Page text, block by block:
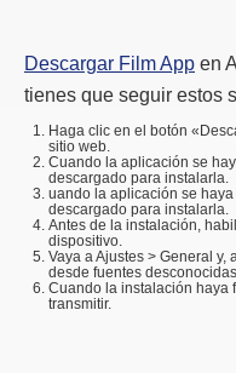
Descargar Film App en
tienes que seguir estos
Haga clic en el botón
sitio web.
Cuando la aplicación se
descargado para instalarla.
uando la aplicación se
descargado para instalarla.
Antes de la instalación,
dispositivo.
Vaya a Ajustes > General
desde fuentes
Cuando la instalación haya
transmitir.